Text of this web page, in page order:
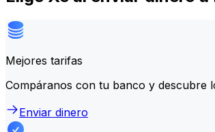
Mejores tarifas
Compáranos con tu banco y descubre
Enviar dinero